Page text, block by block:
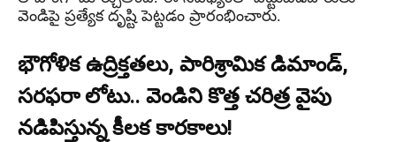
వెండిపై ప్రత్యేక దృష్టి పెట్టడం ప్రారంభించారు.
భౌగోళిక ఉద్రిక్తతలు, పారిశ్రామిక డిమాండ్,
సరఫరా లోటు.. వెండిని కొత్త చరిత్ర వైపు
నడిపిస్తున్న కీలక కారకాలు!